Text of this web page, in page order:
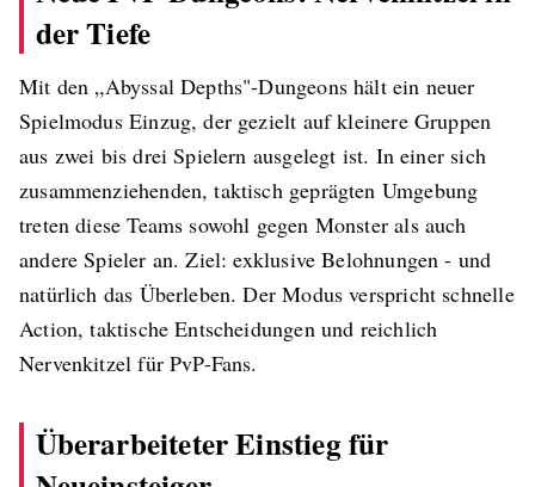
der Tiefe
Mit den „Abyssal Depths"-Dungeons hält ein neuer
Spielmodus Einzug, der gezielt auf kleinere Gruppen
aus zwei bis drei Spielern ausgelegt ist. In einer sich
zusammenziehenden, taktisch geprägten Umgebung
treten diese Teams sowohl gegen Monster als auch
andere Spieler an. Ziel: exklusive Belohnungen - und
natürlich das Überleben. Der Modus verspricht schnelle
Action, taktische Entscheidungen und reichlich
Nervenkitzel für PvP-Fans.
Überarbeiteter Einstieg für